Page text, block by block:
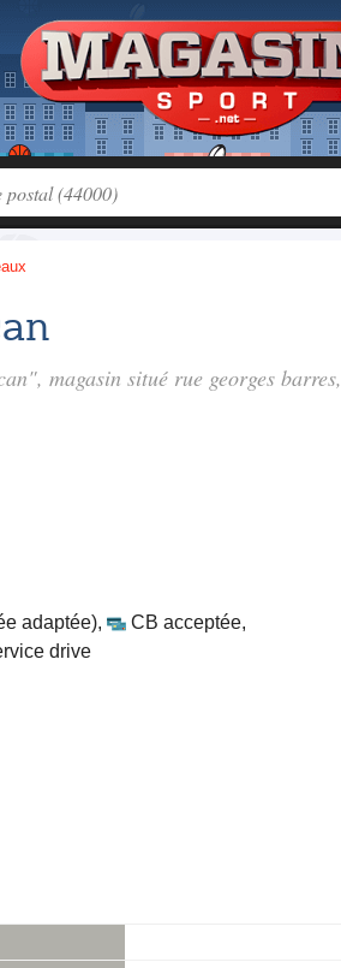
magasin situé rue georges barres,
adaptée), CB acceptée,
drive